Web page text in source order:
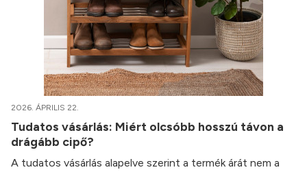
2026. ÁPRILIS 22.
Tudatos vásárlás: Miért olcsóbb hosszú távon a
drágább cipő?
A tudatos vásárlás alapelve szerint a termék árát nem a